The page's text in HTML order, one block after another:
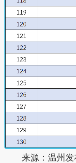
来源：温州发